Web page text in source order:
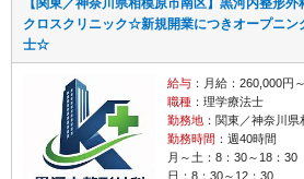
クロスクリニック☆新規開業につきオープニ
士☆
給与：月給：260,000円
職種：理学療法士
勤務地：関東／神奈川県
勤務時間 ：週40時間
月～土：8：30～18：30
日：8：30～12：30